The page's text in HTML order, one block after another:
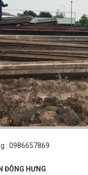
: 0986657869
ĐÔNG HƯNG